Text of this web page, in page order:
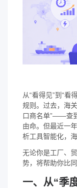
从“看得见”到“看
规则。过去，海
口商名单”——查
由命。但最近一
析工具智能化，
无论你是工厂、
势，将帮助你比
一、从“季